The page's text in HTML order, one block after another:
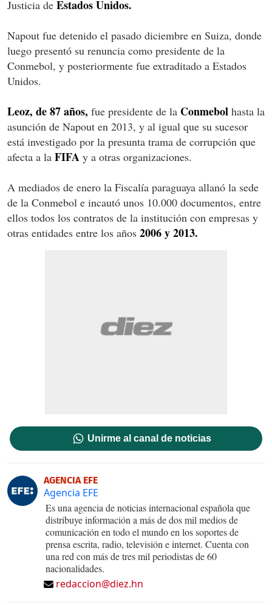
Justicia de Estados Unidos.
Napout fue detenido el pasado diciembre en Suiza, donde
luego presentó su renuncia como presidente de la
Conmebol, y posteriormente fue extraditado a Estados
Unidos.
Leoz, de 87 años, fue presidente de la Conmebol hasta la
asunción de Napout en 2013, y al igual que su sucesor
está investigado por la presunta trama de corrupción que
afecta a la FIFA y a otras organizaciones.
A mediados de enero la Fiscalía paraguaya allanó la sede
de la Conmebol e incautó unos 10.000 documentos, entre
ellos todos los contratos de la institución con empresas y
otras entidades entre los años 2006 y 2013.
Unirme al canal de noticias
AGENCIA EFE
Agencia EFE
Es una agencia de noticias internacional española que
distribuye información a más de dos mil medios de
comunicación en todo el mundo en los soportes de
prensa escrita, radio, televisión e internet. Cuenta con
una red con más de tres mil periodistas de 60
nacionalidades.
redaccion@diez.hn